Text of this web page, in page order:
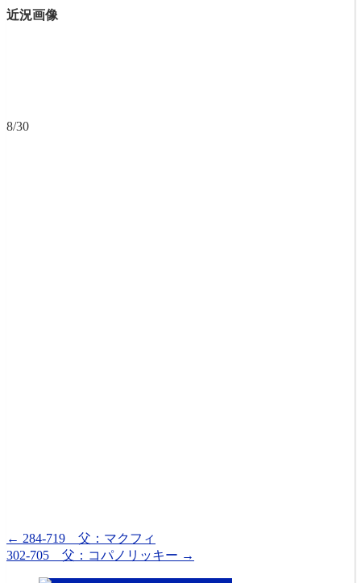
近況画像
8/30
← 284-719 父：マクフィ
302-705 父：コパノリッキー →